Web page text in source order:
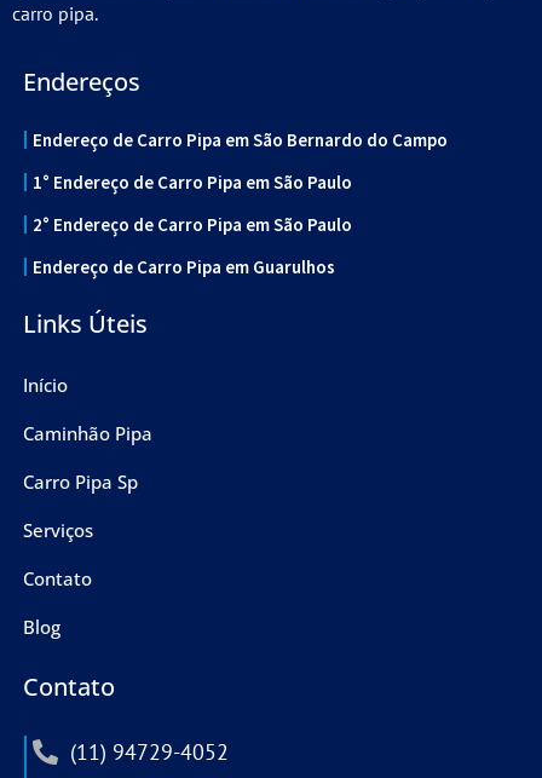
carro pipa.
Endereços
Endereço de Carro Pipa em São Bernardo do Campo
1° Endereço de Carro Pipa em São Paulo
2° Endereço de Carro Pipa em São Paulo
Endereço de Carro Pipa em Guarulhos
Links Úteis
Início
Caminhão Pipa
Carro Pipa Sp
Serviços
Contato
Blog
Contato
(11) 94729-4052